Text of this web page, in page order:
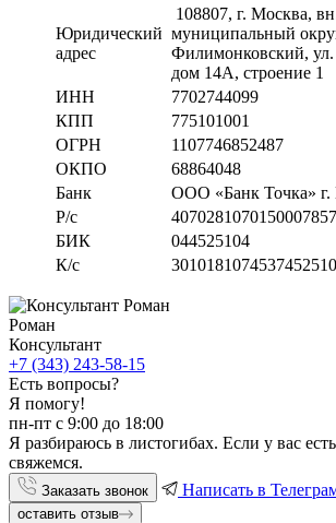
Юридический
адрес
108807, г. Москва,
муниципальный
Филимонковский,
дом 14А, строение 1
ИНН
7702744099
КПП
775101001
ОГРН
1107746852487
ОКПО
68864048
Банк
ООО «Банк Точка» г.
Р/с
БИК
044525104
К/с
Роман
Консультант
+7 (343) 243-58-15
Есть вопросы?
Я помогу!
пн-пт с 9:00 до 18:00
Я разбираюсь в листогибах. Если у вас
свяжемся.
Заказать звонок Написать в
оставить отзыв